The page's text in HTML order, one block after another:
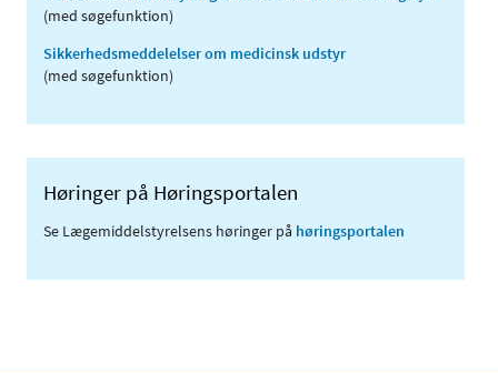
(med søgefunktion)
Sikkerhedsmeddelelser om medicinsk udstyr
(med søgefunktion)
Høringer på Høringsportalen
Se Lægemiddelstyrelsens høringer på høringsportalen